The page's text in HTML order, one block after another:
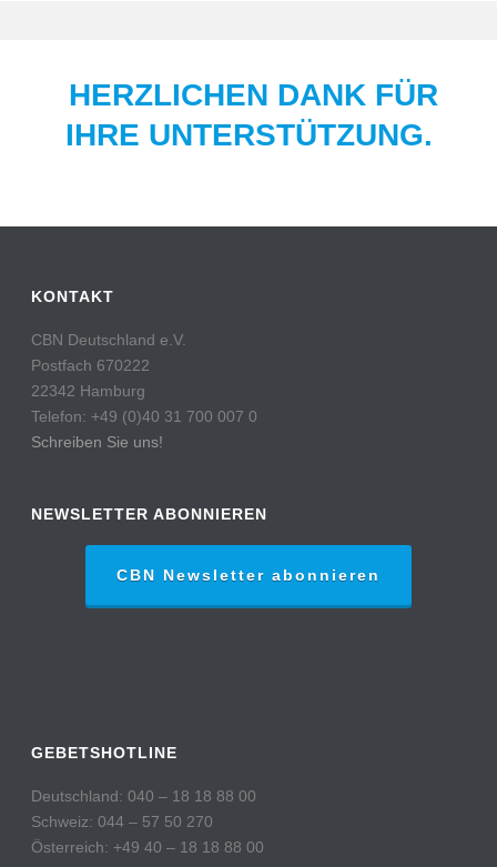
HERZLICHEN DANK FÜR
IHRE UNTERSTÜTZUNG.
KONTAKT
CBN Deutschland e.V.
Postfach 670222
22342 Hamburg
Telefon: +49 (0)40 31 700 007 0
Schreiben Sie uns!
NEWSLETTER ABONNIEREN
CBN Newsletter abonnieren
GEBETSHOTLINE
Deutschland: 040 – 18 18 88 00
Schweiz: 044 – 57 50 270
Österreich: +49 40 – 18 18 88 00